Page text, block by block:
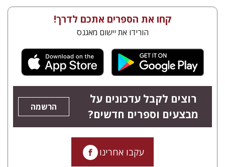
קחו את הספרים אתכם לדרך!
הורידו את יישום מאגנס
רוצים לקבל עדכונים על
מבצעים וספרים חדשים?
הרשמה
עקבו אחרינו